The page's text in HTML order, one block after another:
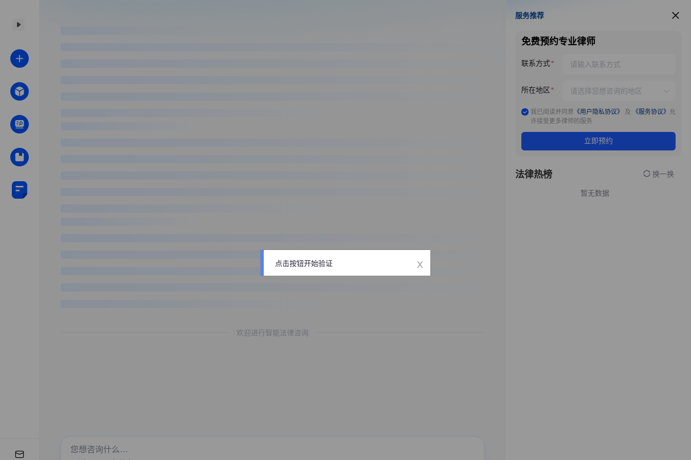
欢迎进行智能法律咨询
服务推荐
服务推荐
免费预约专业律师
联系方式
所在地区
我已阅读并同意 《用户隐私协议》 及 《服务协议》 允
许接受更多律师的服务
立即预约
法律热榜 换一换
暂无数据
点击按钮开始验证 x